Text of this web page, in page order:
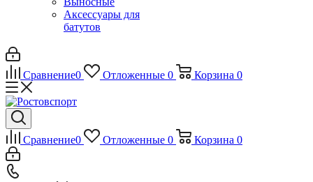
Аксессуары для
батутов
Сравнение0 Отложенные 0 Корзина 0
Сравнение0 Отложенные 0 Корзина 0